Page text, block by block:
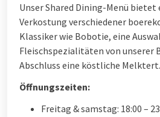
Unser Shared Dining-Menü
Verkostung verschiedener
Klassiker wie Bobotie, eine
Fleischspezialitäten von unserer
Abschluss eine köstliche Melktert.
Öffnungszeiten:
Freitag & samstag: 18:00 –